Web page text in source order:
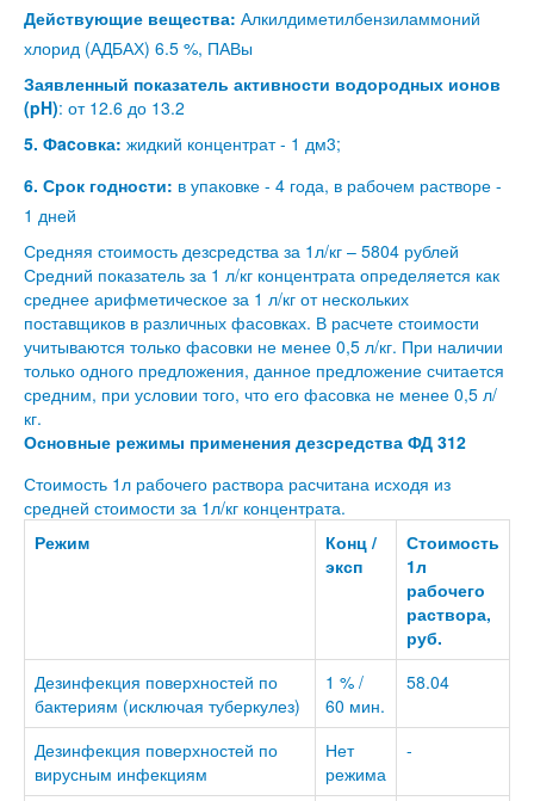
Действующие вещества: Алкилдиметилбензиламмоний
хлорид (АДБАХ) 6.5 %, ПАВы
Заявленный показатель активности водородных ионов
(pH): от 12.6 до 13.2
5. Фacовка: жидкий концентрат - 1 дм3;
6. Срок годности: в упаковке - 4 года, в рабочем растворе -
1 дней
Средняя стоимость дезсредства за 1л/кг – 5804 рублей
Средний показатель за 1 л/кг концентрата определяется как
среднее арифметическое за 1 л/кг от нескольких
поставщиков в различных фасовках. В расчете стоимости
учитываются только фасовки не менее 0,5 л/кг. При наличии
только одного предложения, данное предложение считается
средним, при условии того, что его фасовка не менее 0,5 л/
кг.
Основные режимы применения дезсредства ФД 312
Стоимость 1л рабочего раствора расчитана исходя из
средней стоимости за 1л/кг концентрата.
Режим
Конц /
эксп
Стоимость
1л
рабочего
раствора,
руб.
Дезинфекция поверхностей по
бактериям (исключая туберкулез)
1 % /
60 мин.
58.04
Дезинфекция поверхностей по
вирусным инфекциям
Нет
режима
-